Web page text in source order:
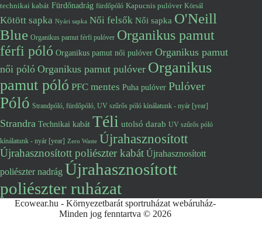
technikai kabát Fürdőnadrág fürdőpóló Kapucnis pulóver Körsál
Kötött sapka Nyári sapka Női felsők Női sapka O'Neill
Blue Organikus pamut férfi pulóver Organikus pamut
férfi póló Organikus pamut női pulóver Organikus pamut
női póló Organikus pamut pulóver Organikus
pamut póló PFC mentes Puha pulóver Pulóver
Póló Strandpóló, fürdőpóló, UV szűrős póló kínálatunk - nyár [year]
Strandra Technikai kabát Téli utolsó darab UV szűrős póló
kínálatunk - nyár [year] Zero Waste Újrahasznosított
Újrahasznosított poliészter kabát Újrahasznosított
poliészter nadrág Újrahasznosított
poliészter ruházat
Ecowear.hu - Környezetbarát sportruházat webáruház-
Minden jog fenntartva © 2026